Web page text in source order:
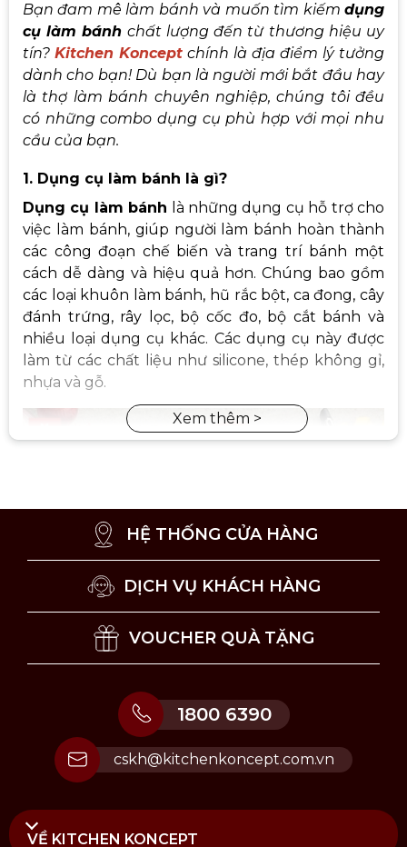
Bạn đam mê làm bánh và muốn tìm kiếm dụng
cụ làm bánh chất lượng đến từ thương hiệu uy
tín? Kitchen Koncept chính là địa điểm lý tưởng
dành cho bạn! Dù bạn là người mới bắt đầu hay
là thợ làm bánh chuyên nghiệp, chúng tôi đều
có những combo dụng cụ phù hợp với mọi nhu
cầu của bạn.
1. Dụng cụ làm bánh là gì?
Dụng cụ làm bánh là những dụng cụ hỗ trợ cho
việc làm bánh, giúp người làm bánh hoàn thành
các công đoạn chế biến và trang trí bánh một
cách dễ dàng và hiệu quả hơn. Chúng bao gồm
các loại khuôn làm bánh, hũ rắc bột, ca đong, cây
đánh trứng, rây lọc, bộ cốc đo, bộ cắt bánh và
nhiều loại dụng cụ khác. Các dụng cụ này được
làm từ các chất liệu như silicone, thép không gỉ,
nhựa và gỗ.
2. Công dụng và vai trò của Dụng cụ làm
HỆ THỐNG CỬA HÀNG
DỊCH VỤ KHÁCH HÀNG
VOUCHER QUÀ TẶNG
1800 6390
cskh@kitchenkoncept.com.vn
VỀ KITCHEN KONCEPT